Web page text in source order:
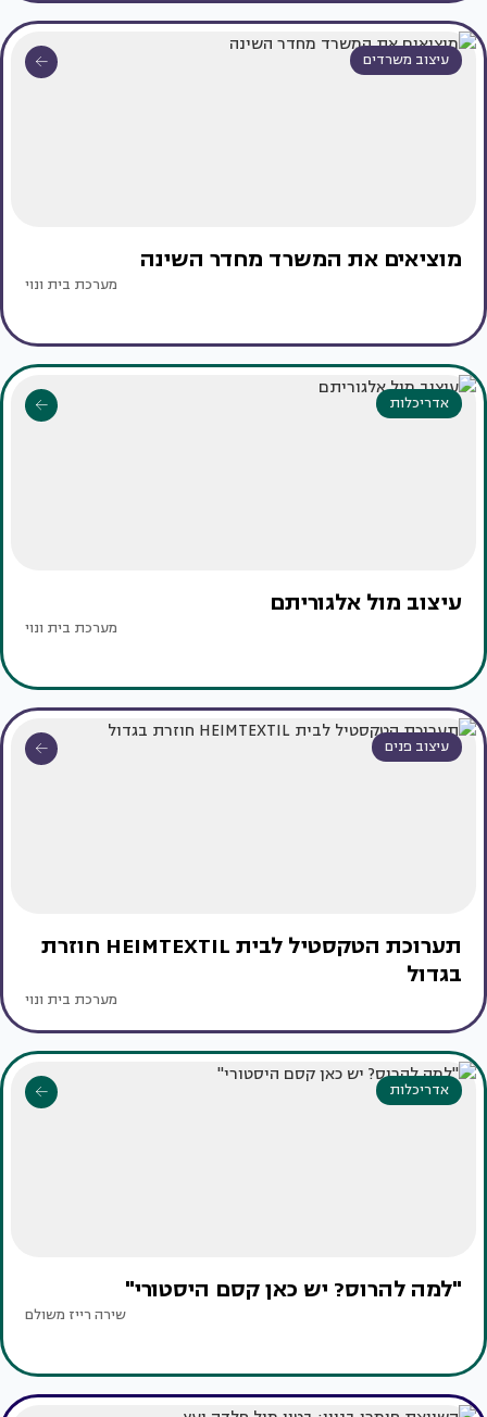
עיצוב משרדים
מוציאים את המשרד מחדר השינה
מערכת בית ונוי
אדריכלות
עיצוב מול אלגוריתם
מערכת בית ונוי
עיצוב פנים
תערוכת הטקסטיל לבית HEIMTEXTIL חוזרת
בגדול
מערכת בית ונוי
אדריכלות
"למה להרוס? יש כאן קסם היסטורי"
שירה רייז משולם